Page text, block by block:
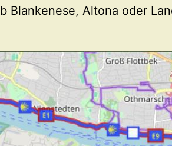
Blankenese, Altona oder